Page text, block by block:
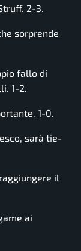
2-3.
sorprende
fallo di
1-2.
1-0.
sarà tie-
il
ai